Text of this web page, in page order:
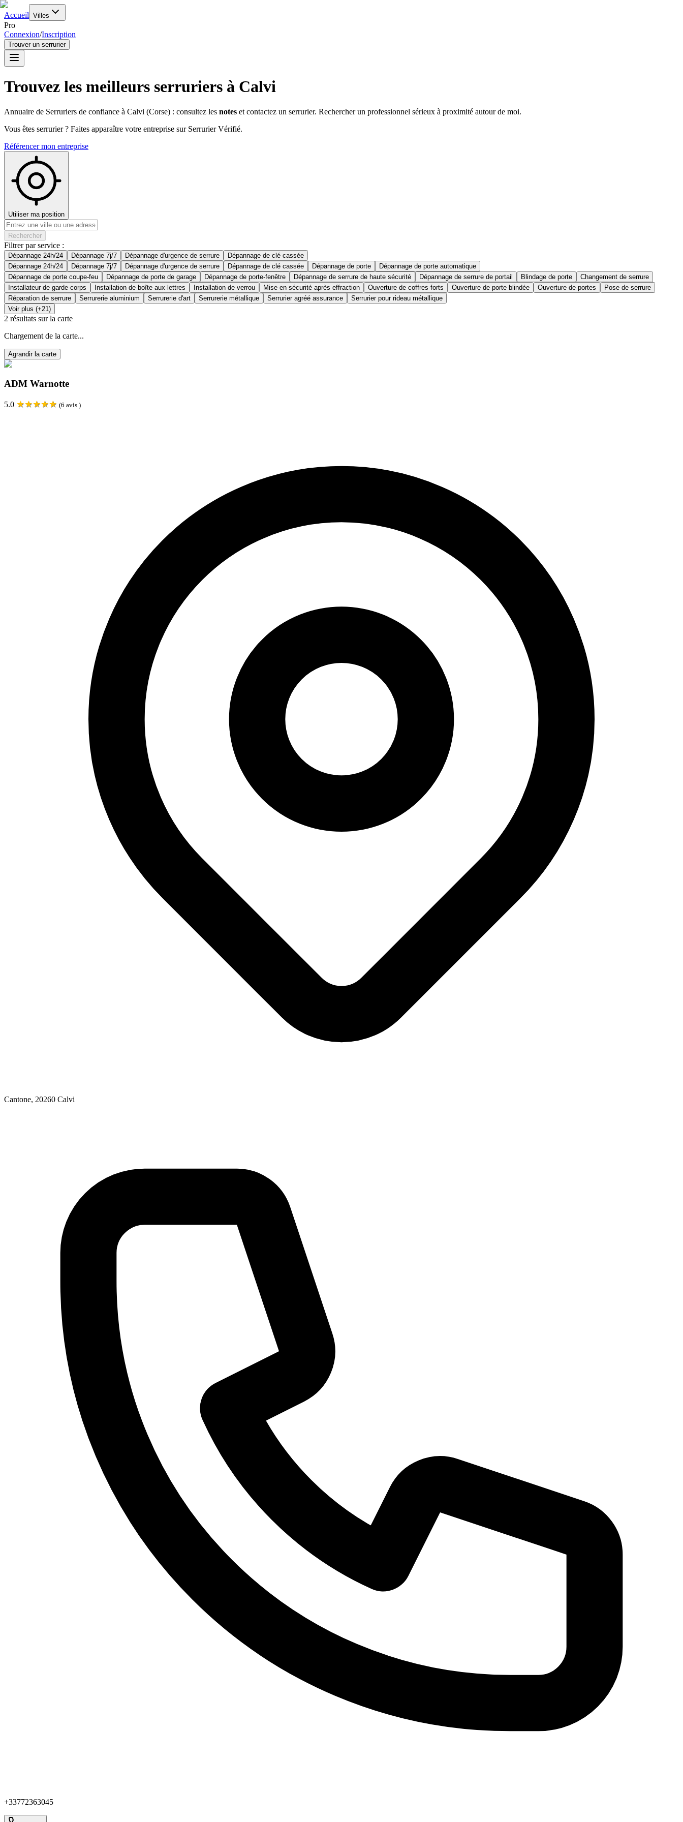
Accueil Villes
Pro
Connexion/Inscription
Trouver un serrurier
Trouvez les meilleurs serruriers à Calvi
Annuaire de Serruriers de confiance à Calvi (Corse) : consultez les notes et contactez un serrurier. Rechercher un professionnel sérieux à proximité autour de moi.
Vous êtes serrurier ? Faites apparaître votre entreprise sur Serrurier Vérifié.
Référencer mon entreprise
Utiliser ma position
Rechercher
Filtrer par service :
Dépannage 24h/24 Dépannage 7j/7 Dépannage d'urgence de serrure
Dépannage de clé cassée
Dépannage 24h/24
Dépannage 7j/7 Dépannage d'urgence de serrure Dépannage de clé cassée Dépannage de porte
Dépannage de porte automatique
Dépannage de porte coupe-feu
Dépannage de porte de garage Dépannage de porte-fenêtre Dépannage de serrure de haute sécurité Dépannage de serrure de portail Blindage de porte
Changement de serrure
Installateur de garde-corps
Installation de boîte aux lettres Installation de verrou Mise en sécurité après effraction Ouverture de coffres-forts Ouverture de porte blindée Ouverture de portes
Pose de serrure
Réparation de serrure
Serrurerie aluminium Serrurerie d'art Serrurerie métallique Serrurier agréé assurance
Serrurier pour rideau métallique
Voir plus (+21)
2 résultats sur la carte
Chargement de la carte...
Agrandir la carte
ADM Warnotte
5.0 ★★★★★ (6 avis )
Cantone, 20260 Calvi
+33772363045